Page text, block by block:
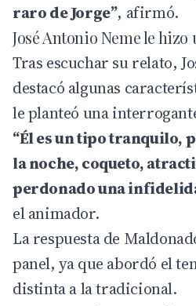
raro de Jorge”, afirmó.
José Antonio Neme le
Tras escuchar su relato,
destacó algunas
le planteó una
“Él es un tipo tranquilo,
la noche, coqueto,
perdonado una
el animador.
La respuesta de
panel, ya que abordó el
distinta a la tradicional.